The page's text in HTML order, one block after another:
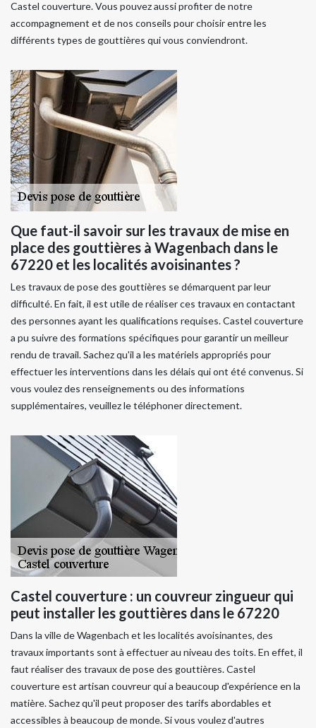
Castel couverture. Vous pouvez aussi profiter de notre
accompagnement et de nos conseils pour choisir entre les
différents types de gouttières qui vous conviendront.
Que faut-il savoir sur les travaux de mise en
place des gouttières à Wagenbach dans le
67220 et les localités avoisinantes ?
Les travaux de pose des gouttières se démarquent par leur
difficulté. En fait, il est utile de réaliser ces travaux en contactant
des personnes ayant les qualifications requises. Castel couverture
a pu suivre des formations spécifiques pour garantir un meilleur
rendu de travail. Sachez qu'il a les matériels appropriés pour
effectuer les interventions dans les délais qui ont été convenus. Si
vous voulez des renseignements ou des informations
supplémentaires, veuillez le téléphoner directement.
Castel couverture : un couvreur zingueur qui
peut installer les gouttières dans le 67220
Dans la ville de Wagenbach et les localités avoisinantes, des
travaux importants sont à effectuer au niveau des toits. En effet, il
faut réaliser des travaux de pose des gouttières. Castel
couverture est artisan couvreur qui a beaucoup d'expérience en la
matière. Sachez qu'il peut proposer des tarifs abordables et
accessibles à beaucoup de monde. Si vous voulez d'autres